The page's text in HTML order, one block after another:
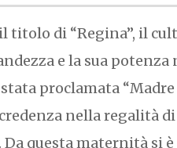
titolo di “Regina”, il
e la sua
proclamata
nella regalità
questa maternità si